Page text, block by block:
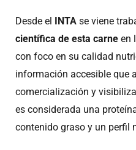
Desde el INTA se viene
científica de esta carne en
con foco en su calidad
información accesible que
comercialización y
es considerada una
contenido graso y un perfil